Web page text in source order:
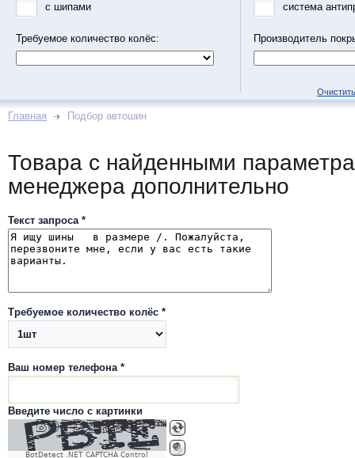
с шипами
Требуемое количество колёс:
система
Производитель
Главная Подбор автошин
Товара с найденными
менеджера дополнительно
Текст запроса *
Требуемое количество колёс *
Ваш номер телефона *
Введите число с картинки
BotDetect .NET CAPTCHA Control